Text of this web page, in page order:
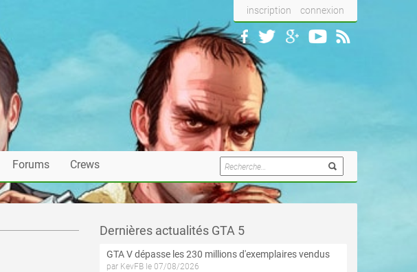
inscription connexion
Forums Crews
Dernières actualités GTA 5
GTA V dépasse les 230 millions d'exemplaires vendus
par KevFB le 07/08/2026